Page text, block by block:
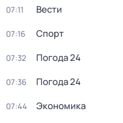
07:11 Вести
07:16 Спорт
07:32 Погода 24
07:36 Погода 24
07:44 Экономика